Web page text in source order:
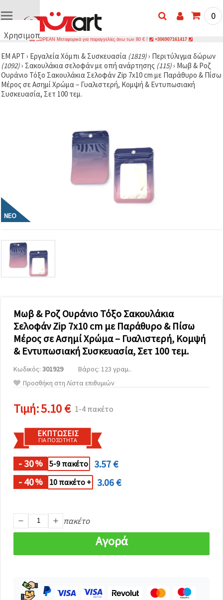
Χρησιμοποιούμε
🍪
Χρησιμοποιούμε
cookies και
παρόμοιες
τεχνολογίες
σας, να
αναλύουμε
την
προβάλλουμε
πιο σχετικό
περιεχόμενο
και
διαφημίσεις,
συνεργατών
μας για
αναλύσεις
μάρκετινγκ.
συμφωνήσετε
cookies
κάνοντας
ιστότοπο!
καθορίστε
προτιμήσεις
σας στις
ρυθμίσεις
επιλέγοντας
κάνοντας
κλικ στο
όλα!
0
ΔΩΡΕΑΝ Μεταφορικά για παραγγελίες άνω των 80 € ! +306907161417
ΕΜ ΑΡΤ › Εργαλεία Χόμπι & Συσκευασία (1819)› Περιτύλιγμα δώρων
(1092)› Σακουλάκια σελοφάν με οπή ανάρτησης (115)› Μωβ & Ροζ
Ουράνιο Τόξο Σακουλάκια Σελοφάν Zip 7x10 cm με Παράθυρο & Πίσω
Μέρος σε Ασημί Χρώμα – Γυαλιστερή, Κομψή & Εντυπωσιακή
Συσκευασία, Σετ 100 τεμ.
ΝΈΟ
Μωβ & Ροζ Ουράνιο Τόξο Σακουλάκια
Σελοφάν Zip 7x10 cm με Παράθυρο & Πίσω
Μέρος σε Ασημί Χρώμα – Γυαλιστερή, Κομψή
& Εντυπωσιακή Συσκευασία, Σετ 100 τεμ.
Κωδικός: 301929
Βάρος: 123 γραμ..
Προσθήκη στη Λίστα επιθυμιών
Τιμή:5.10 € 1-4 πακέτο
ΕΚΠΤΏΣΕΙΣ
ΓΙΑ ΠΟΣΌΤΗΤΑ
- 30% 5-9 πακέτο
3.57 €
- 40% 10 πακέτο + 3.06 €
πακέτο
Αγορά